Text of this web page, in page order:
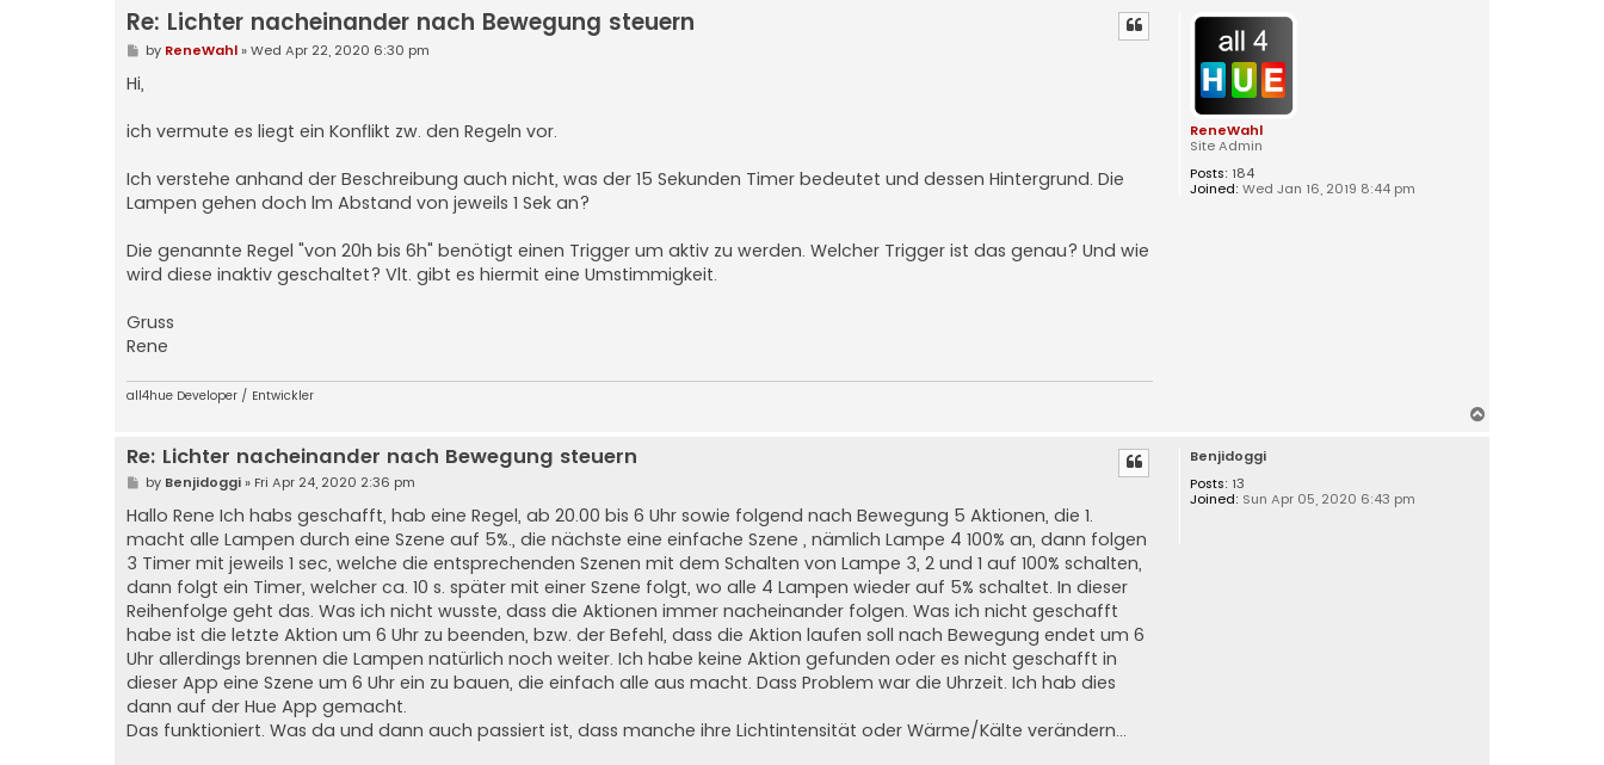
ReneWahl
Site Admin
Posts: 184
Joined: Wed Jan 16, 2019 8:44 pm
Re: Lichter nacheinander nach Bewegung steuern
P
t
by ReneWahl»Wed Apr 22, 2020 6:30 pm
Hi,
ich vermute es liegt ein Konflikt zw. den Regeln vor.
Ich verstehe anhand der Beschreibung auch nicht, was der 15 Sekunden Timer bedeutet und dessen Hintergrund. Die
Lampen gehen doch lm Abstand von jeweils 1 Sek an?
Die genannte Regel "von 20h bis 6h" benötigt einen Trigger um aktiv zu werden. Welcher Trigger ist das genau? Und wie
wird diese inaktiv geschaltet? Vlt. gibt es hiermit eine Umstimmigkeit.
Gruss
Rene
all4hue Developer / Entwickler
Benjidoggi
Posts: 13
Joined: Sun Apr 05, 2020 6:43 pm
Re: Lichter nacheinander nach Bewegung steuern
P
s
t
by Benjidoggi» Fri Apr 24, 2020 2:36 pm
Hallo Rene Ich habs geschafft, hab eine Regel, ab 20.00 bis 6 Uhr sowie folgend nach Bewegung 5 Aktionen, die 1.
macht alle Lampen durch eine Szene auf 5%., die nächste eine einfache Szene , nämlich Lampe 4 100% an, dann folgen
3 Timer mit jeweils 1 sec, welche die entsprechenden Szenen mit dem Schalten von Lampe 3, 2 und 1 auf 100% schalten,
dann folgt ein Timer, welcher ca. 10 s. später mit einer Szene folgt, wo alle 4 Lampen wieder auf 5% schaltet. In dieser
Reihenfolge geht das. Was ich nicht wusste, dass die Aktionen immer nacheinander folgen. Was ich nicht geschafft
habe ist die letzte Aktion um 6 Uhr zu beenden, bzw. der Befehl, dass die Aktion laufen soll nach Bewegung endet um 6
Uhr allerdings brennen die Lampen natürlich noch weiter. Ich habe keine Aktion gefunden oder es nicht geschafft in
dieser App eine Szene um 6 Uhr ein zu bauen, die einfach alle aus macht. Dass Problem war die Uhrzeit. Ich hab dies
dann auf der Hue App gemacht.
Das funktioniert. Was da und dann auch passiert ist, dass manche ihre Lichtintensität oder Wärme/Kälte verändern...